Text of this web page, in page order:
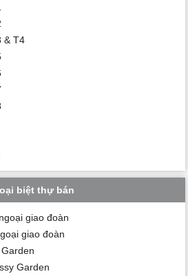
& T4
biệt thự bán
giao đoàn
giao đoàn
Garden